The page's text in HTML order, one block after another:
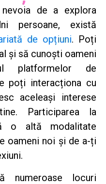
de a explora
persoane, există
de opțiuni. Poți
și să cunoști oameni
platformelor de
poți interacționa cu
aceleași interese
Participarea la
o altă modalitate
oameni noi și de a-ți
numeroase locuri